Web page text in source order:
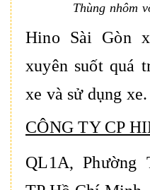
Thùng nhôm
Hino Sài Gòn
xuyên suốt quá
xe và sử dụng xe.
CÔNG TY CP
QL1A, Phường